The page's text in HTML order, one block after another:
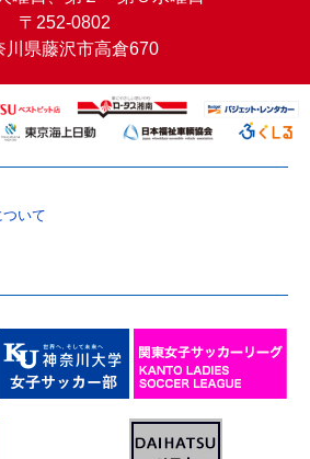
〒252-0802
川県藤沢市高倉670
いて